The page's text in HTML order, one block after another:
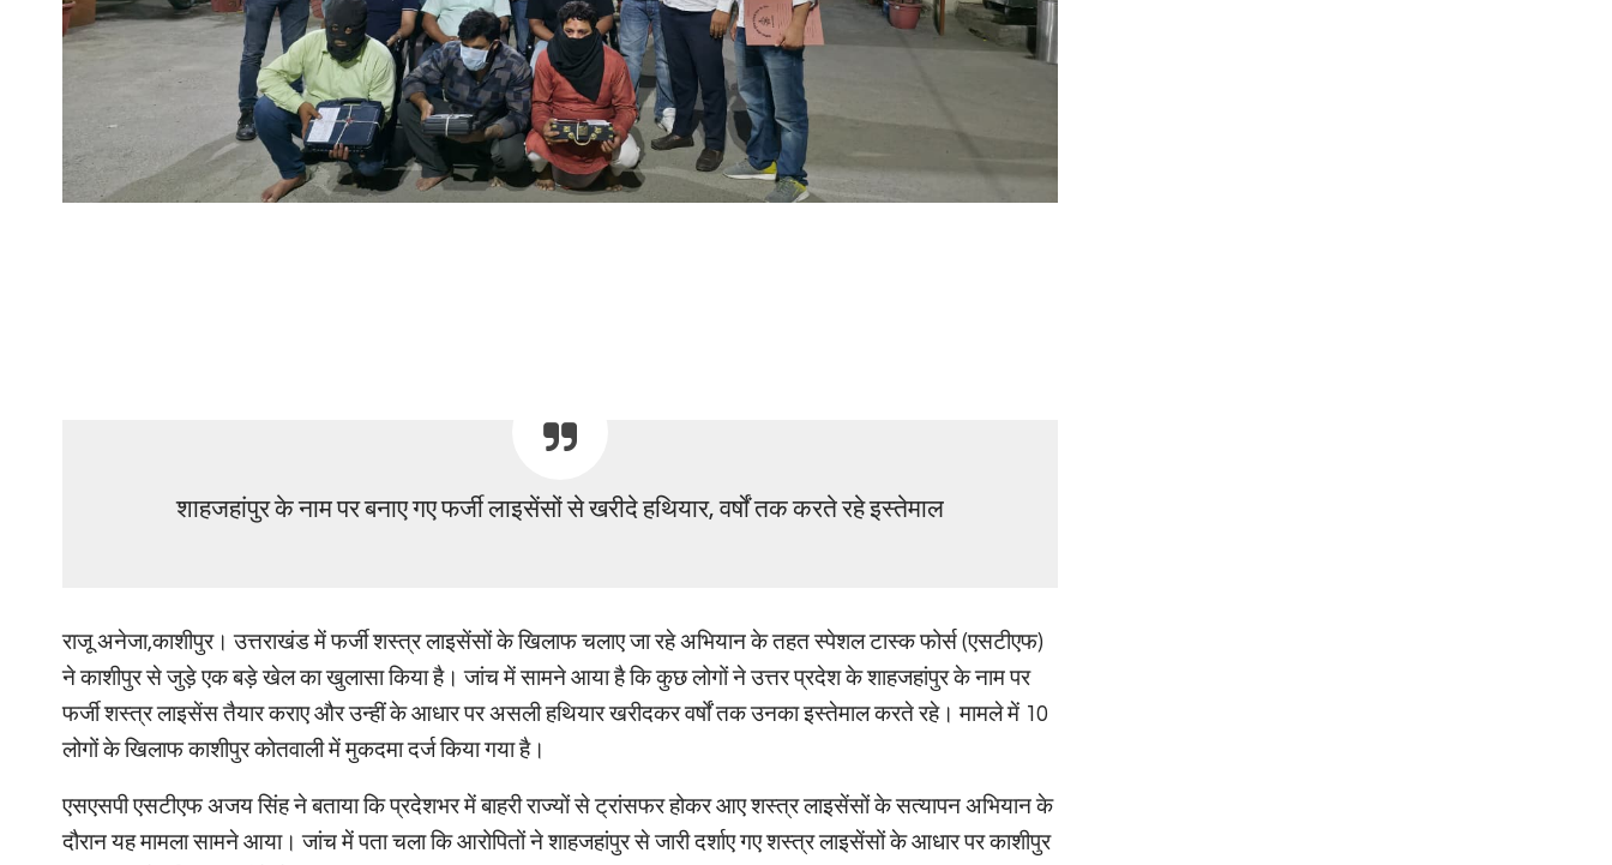
शाहजहांपुर के नाम पर बनाए गए फर्जी लाइसेंसों से खरीदे हथियार, वर्षों तक करते रहे इस्तेमाल
राजू अनेजा,काशीपुर। उत्तराखंड में फर्जी शस्त्र लाइसेंसों के खिलाफ चलाए जा रहे अभियान के तहत स्पेशल टास्क फोर्स (एसटीएफ)
ने काशीपुर से जुड़े एक बड़े खेल का खुलासा किया है। जांच में सामने आया है कि कुछ लोगों ने उत्तर प्रदेश के शाहजहांपुर के नाम पर
फर्जी शस्त्र लाइसेंस तैयार कराए और उन्हीं के आधार पर असली हथियार खरीदकर वर्षों तक उनका इस्तेमाल करते रहे। मामले में 10
लोगों के खिलाफ काशीपुर कोतवाली में मुकदमा दर्ज किया गया है।
एसएसपी एसटीएफ अजय सिंह ने बताया कि प्रदेशभर में बाहरी राज्यों से ट्रांसफर होकर आए शस्त्र लाइसेंसों के सत्यापन अभियान के
दौरान यह मामला सामने आया। जांच में पता चला कि आरोपितों ने शाहजहांपुर से जारी दर्शाए गए शस्त्र लाइसेंसों के आधार पर काशीपुर